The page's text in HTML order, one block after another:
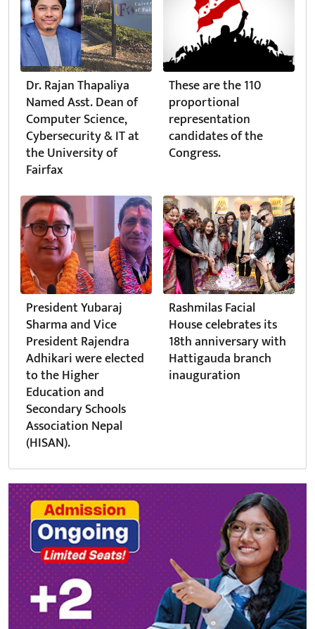
Dr. Rajan Thapaliya
Named Asst. Dean of
Computer Science,
Cybersecurity & IT at
the University of
Fairfax
These are the 110
proportional
representation
candidates of the
Congress.
President Yubaraj
Sharma and Vice
President Rajendra
Adhikari were elected
to the Higher
Education and
Secondary Schools
Association Nepal
(HISAN).
Rashmilas Facial
House celebrates its
18th anniversary with
Hattigauda branch
inauguration